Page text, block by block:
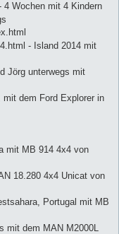
4 Wochen mit 4 Kindern
- Island 2014 mit
Jörg unterwegs mit
, mit dem Ford Explorer in
mit MB 914 4x4 von
18.280 4x4 Unicat von
Portugal mit MB
mit dem MAN M2000L